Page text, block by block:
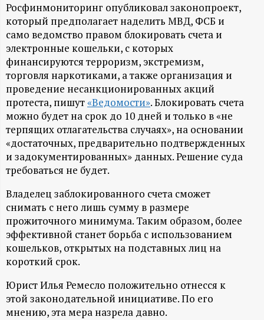
Н
-
и
н
ф
о
р
м
а
ц
и
Росфинмониторинг опубликовал законопроект,
который предполагает наделить МВД, ФСБ и
само ведомство правом блокировать счета и
электронные кошельки, с которых
финансируются терроризм, экстремизм,
торговля наркотиками, а также организация и
проведение несанкционированных акций
протеста, пишут«Ведомости». Блокировать счета
можно будет на срок до 10 дней и только в «не
терпящих отлагательства случаях», на основании
«достаточных, предварительно подтвержденных
и задокументированных» данных. Решение суда
требоваться не будет.
Владелец заблокированного счета сможет
снимать с него лишь сумму в размере
прожиточного минимума. Таким образом, более
эффективной станет борьба с использованием
кошельков, открытых на подставных лиц на
короткий срок.
Юрист Илья Ремесло положительно отнесся к
этой законодательной инициативе. По его
мнению, эта мера назрела давно.